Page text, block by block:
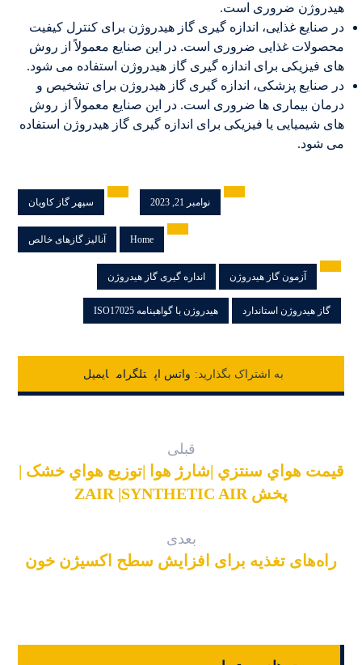
هیدروژن ضروری است.
در صنایع غذایی، اندازه گیری گاز هیدروژن برای کنترل کیفیت
محصولات غذایی ضروری است. در این صنایع معمولاً از روش
های فیزیکی برای اندازه گیری گاز هیدروژن استفاده می شود.
در صنایع پزشکی، اندازه گیری گاز هیدروژن برای تشخیص و
درمان بیماری ها ضروری است. در این صنایع معمولاً از روش
های شیمیایی یا فیزیکی برای اندازه گیری گاز هیدروژن استفاده
می شود.
سپهر گاز کاویان نوامبر 21, 2023
Home آنالیز گازهای خالص
آزمون گاز هیدروژن انداره گیری گاز هیدروژن
گاز هیدروژن استاندارد هیدروژن با گواهینامه ISO17025
واتس اپ تلگرام ایمیل
قبلی
قیمت هواي سنتزي |شارژ هوا |توزیع هواي خشک |
پخش ZAIR |SYNTHETIC AIR
بعدی
راه‌های تغذیه برای افزایش سطح اکسیژن خون